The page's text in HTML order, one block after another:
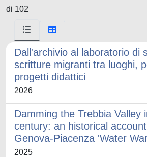
di 102
Dall'archivio al laboratorio di
scritture migranti tra luoghi,
progetti didattici
2026
Damming the Trebbia Valley
century: an historical
Genova-Piacenza 'Water
2025